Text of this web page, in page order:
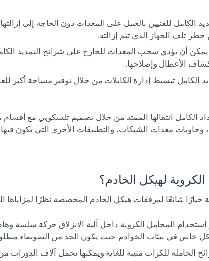
الكامل للفنيين بالعمل على المعدات دون الحاجة إلى
تلف الجهاز الذي تتم إزالته.
أن يؤدي سحب المعدات للخارج على شرائح التمديد
الأعطال وإصلاحها.
الكامل تبسيط إدارة الكابلات من خلال توفير مساحة أكبر
الكامل انتقالها الممتد من خلال تصميم تلسكوبي مع
معدات الشبكات، والتطبيقات الأخرى التي يكون
خيارًا شائعًا لمرفقات هيكل الخادم المخصصة نظرًا لمزاياها
استخدام المحامل الكروية داخل آلية الانزلاق حركة سلسة
خاص في بيئات الخوادم حيث يكون الحد من الضوضاء
الحاملة للكرات متينة للغاية ويمكنها تحمل آلاف الدورات